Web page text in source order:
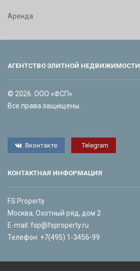
Аренда
АГЕНТСТВО ЭЛИТНОЙ НЕДВИЖИМОСТИ
© 2026. ООО «ФСП».
Все права защищены.
Вконтакте Telegram
КОНТАКТНАЯ ИНФОРМАЦИЯ
FS Property
Москва, Охотный ряд, дом 2
E-mail: fsp@fsproperty.ru
Телефон: +7(495) 1-3456-99